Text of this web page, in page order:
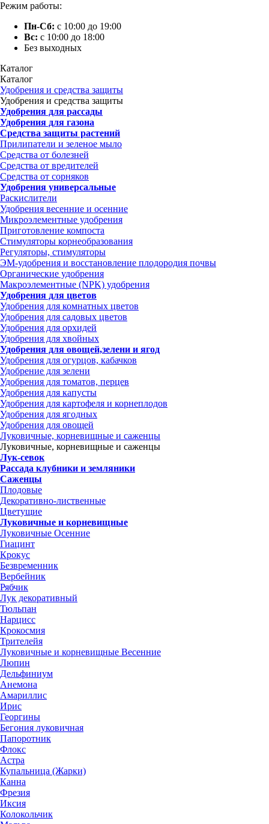
Режим работы:
Пн-Сб: с 10:00 до 19:00
Вс: с 10:00 до 18:00
Без выходных
Каталог
Каталог
Удобрения и средства защиты
Удобрения и средства защиты
Удобрения для рассады
Удобрения для газона
Средства защиты растений
Прилипатели и зеленое мыло
Средства от болезней
Средства от вредителей
Средства от сорняков
Удобрения универсальные
Раскислители
Удобрения весенние и осенние
Микроэлементные удобрения
Приготовление компоста
Стимуляторы корнеобразования
Регуляторы, стимуляторы
ЭМ-удобрения и восстановление плодородия почвы
Органические удобрения
Макроэлементные (NPK) удобрения
Удобрения для цветов
Удобрения для комнатных цветов
Удобрения для садовых цветов
Удобрения для орхидей
Удобрения для хвойных
Удобрения для овощей,зелени и ягод
Удобрения для огурцов, кабачков
Удобрение для зелени
Удобрения для томатов, перцев
Удобрения для капусты
Удобрения для картофеля и корнеплодов
Удобрения для ягодных
Удобрения для овощей
Луковичные, корневищные и саженцы
Луковичные, корневищные и саженцы
Лук-севок
Рассада клубники и земляники
Саженцы
Плодовые
Декоративно-лиственные
Цветущие
Луковичные и корневищные
Луковичные Осенние
Гиацинт
Крокус
Безвременник
Вербейник
Рябчик
Лук декоративный
Тюльпан
Нарцисс
Крокосмия
Трителейя
Луковичные и корневищные Весенние
Люпин
Дельфиниум
Анемона
Амариллис
Ирис
Георгины
Бегония луковичная
Папоротник
Флокс
Астра
Купальница (Жарки)
Канна
Фрезия
Иксия
Колокольчик